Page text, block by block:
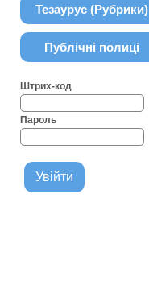
Тезаурус (Рубрики)
Публічні полиці
Штрих-код
Пароль